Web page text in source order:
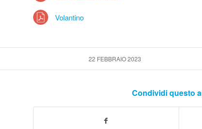
Volantino
22 FEBBRAIO 2023
Condividi questo